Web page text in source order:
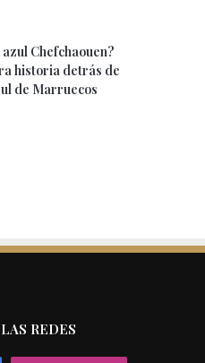
Chefchaouen?
historia detrás de
de Marruecos
REDES